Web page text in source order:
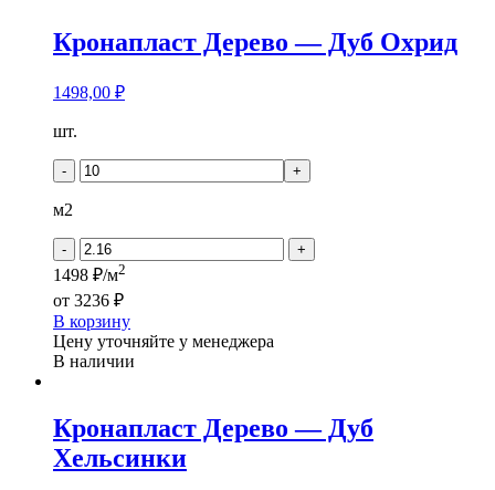
Кронапласт Дерево — Дуб Охрид
1498,00 ₽
Количество
Кронапласт
-
Охрид
шт.
- +
м2
- +
1498 ₽/м2
от 3236 ₽
В корзину
Цену уточняйте у менеджера
В наличии
Кронапласт Дерево — Дуб
Хельсинки